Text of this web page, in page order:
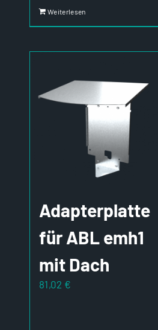
Weiterlesen
Adapterplatte
für ABL emh1
mit Dach
81,02 €